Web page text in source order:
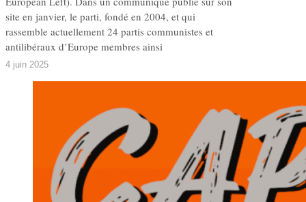
site en janvier, le parti, fondé en 2004, et qui
rassemble actuellement 24 partis communistes et
antilibéraux d’Europe membres ainsi
4 juin 2025